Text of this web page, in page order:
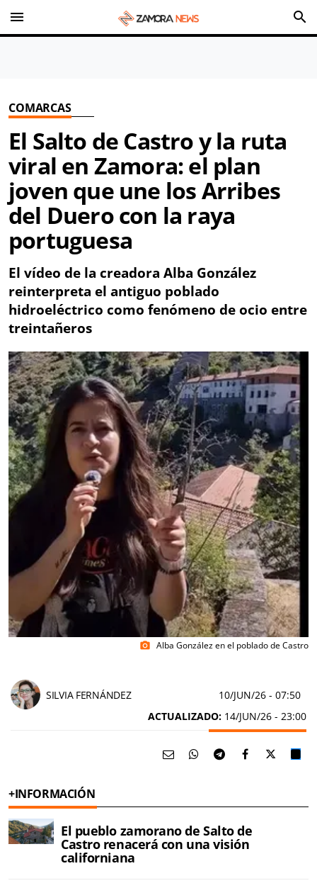
menu search
COMARCAS
El Salto de Castro y la ruta
viral en Zamora: el plan
joven que une los Arribes
del Duero con la raya
portuguesa
El vídeo de la creadora Alba González
reinterpreta el antiguo poblado
hidroeléctrico como fenómeno de ocio entre
treintañeros
photo_camera Alba González en el poblado de Castro
SILVIA FERNÁNDEZ 10/JUN/26 - 07:50
ACTUALIZADO: 14/JUN/26 - 23:00
+INFORMACIÓN
El pueblo zamorano de Salto de
Castro renacerá con una visión
californiana